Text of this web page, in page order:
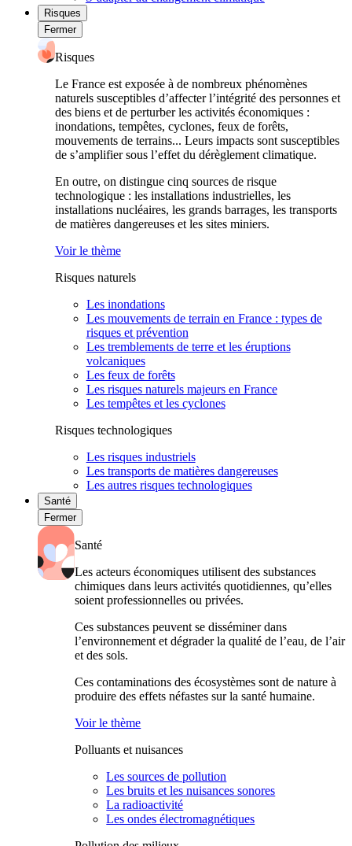
Risques
Fermer
Risques
Le France est exposée à de nombreux phénomènes
naturels susceptibles d’affecter l’intégrité des personnes et
des biens et de perturber les activités économiques :
inondations, tempêtes, cyclones, feux de forêts,
mouvements de terrains... Leurs impacts sont susceptibles
de s’amplifier sous l’effet du dérèglement climatique.
En outre, on distingue cinq sources de risque
technologique : les installations industrielles, les
installations nucléaires, les grands barrages, les transports
de matières dangereuses et les sites miniers.
Voir le thème
Risques naturels
Les inondations
Les mouvements de terrain en France : types de
risques et prévention
Les tremblements de terre et les éruptions
volcaniques
Les feux de forêts
Les risques naturels majeurs en France
Les tempêtes et les cyclones
Risques technologiques
Les risques industriels
Les transports de matières dangereuses
Les autres risques technologiques
Santé
Fermer
Santé
Les acteurs économiques utilisent des substances
chimiques dans leurs activités quotidiennes, qu’elles
soient professionnelles ou privées.
Ces substances peuvent se disséminer dans
l’environnement et dégrader la qualité de l’eau, de l’air
et des sols.
Ces contaminations des écosystèmes sont de nature à
produire des effets néfastes sur la santé humaine.
Voir le thème
Polluants et nuisances
Les sources de pollution
Les bruits et les nuisances sonores
La radioactivité
Les ondes électromagnétiques